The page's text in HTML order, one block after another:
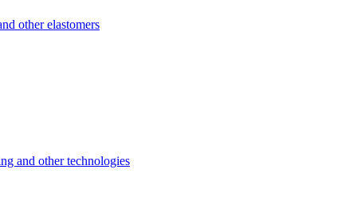
other elastomers
and other technologies